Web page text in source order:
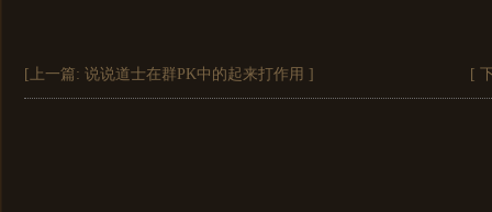
[上一篇: 说说道士在群PK中的起来打作用 ] [